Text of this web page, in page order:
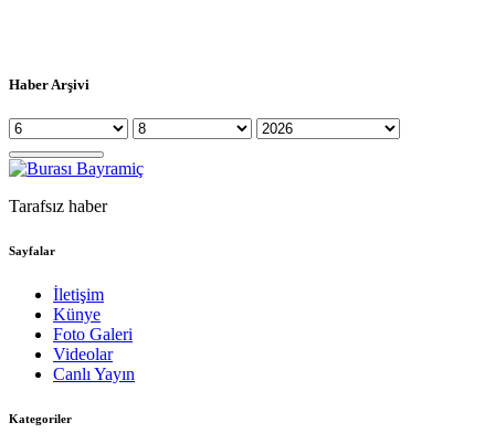
Haber Arşivi
Tarafsız haber
Sayfalar
İletişim
Künye
Foto Galeri
Videolar
Canlı Yayın
Kategoriler